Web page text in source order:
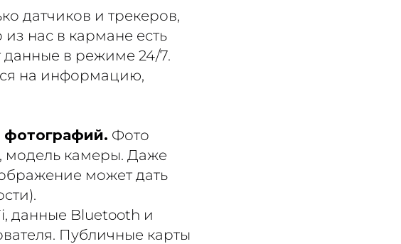
датчиков и трекеров,
нас в кармане есть
данные в режиме 24/7.
на информацию,
фотографий. Фото
модель камеры. Даже
может дать
данные Bluetooth и
Публичные карты